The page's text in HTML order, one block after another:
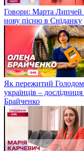
Говори: Марта Липчей
нову пісню в Сніданку
Як пережитий
українців –
Брайченко